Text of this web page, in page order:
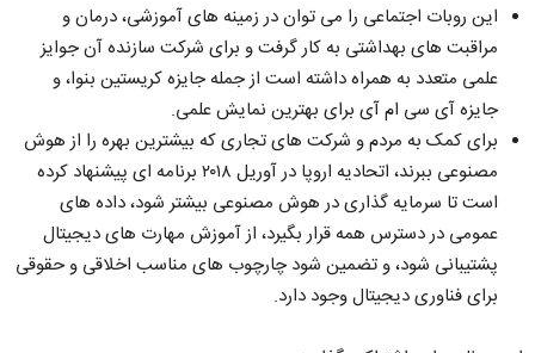
این روبات اجتماعی را می توان در زمینه های آموزشی، درمان و
مراقبت های بهداشتی به کار گرفت و برای شرکت سازنده آن جوایز
علمی متعدد به همراه داشته است از جمله جایزه کریستین بنوا، و
جایزه آی سی ام آی برای بهترین نمایش علمی.
برای کمک به مردم و شرکت های تجاری که بیشترین بهره را از هوش
مصنوعی ببرند، اتحادیه اروپا در آوریل ۲۰۱۸ برنامه ای پیشنهاد کرده
است تا سرمایه گذاری در هوش مصنوعی بیشتر شود، داده های
عمومی در دسترس همه قرار بگیرد، از آموزش مهارت های دیجیتال
پشتیبانی شود، و تضمین شود چارچوب های مناسب اخلاقی و حقوقی
برای فناوری دیجیتال وجود دارد.